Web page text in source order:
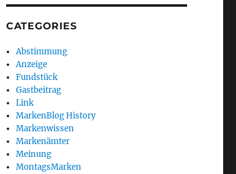
CATEGORIES
Abstimmung
Anzeige
Fundstück
Gastbeitrag
Link
MarkenBlog History
Markenwissen
Markenämter
Meinung
MontagsMarken